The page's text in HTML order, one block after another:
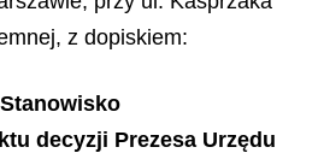
z dopiskiem:
decyzji Prezesa Urzędu